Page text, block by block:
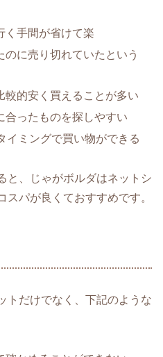
く手間が省けて楽
に売り切れていたという
較的安く買えることが多い
合ったものを探しやすい
イミングで買い物ができる
と、じゃがボルダはネットシ
スパが良くておすすめです。
トだけでなく、下記のような